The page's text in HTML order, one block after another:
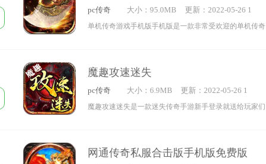
pc传奇 大小：95.0MB
更新：2022-05-26 1
5:37:42
单机传奇游戏手机版手机版是一款非常受欢迎的单机传奇
迹象，玩家可以不受设备的限制，感受各种不同的战斗技
能，让您最为难忘的游戏战斗体验。
魔趣攻速迷失
pc传奇 大小：6.9MB
更新：2022-05-26 1
3:48:33
魔趣攻速迷失是一款迷失传奇手游新手登录就送给玩家们
网通传奇私服合击版手机版免费版